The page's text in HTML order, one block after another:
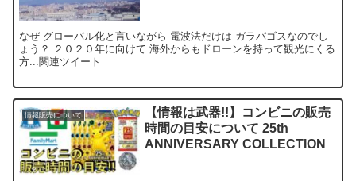
なぜ グローバル化と言いながら 電波法だけは ガラパゴスなのでし
ょう？ ２０２０年に向けて 海外からもドローンを持って観光にくる
方...関連ツイート
情報販売について
【情報は武器!!】コンビニの販売
時間の目安について 25th
ANNIVERSARY COLLECTION